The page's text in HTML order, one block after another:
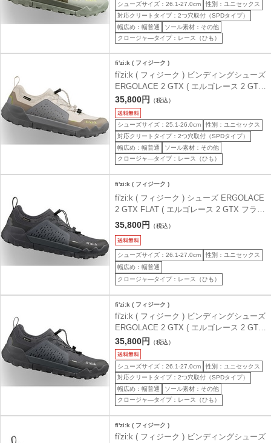
シューズサイズ：26.1-27.0cm
性別：ユニセックス
対応クリートタイプ：2つ穴取付（SPDタイプ）
幅広め：幅普通
ソール素材：その他
クロージャ―タイプ：レース（ひも）
fi'zi:k ( フィジーク )
fi'zi:k ( フィジーク ) ビンディングシューズ
ERGOLACE 2 GTX ( エルゴレース 2 GTX
) デザートグレー 40.0 ( 25.7cm )
35,800円 （税込）
シューズサイズ：25.1-26.0cm
性別：ユニセックス
対応クリートタイプ：2つ穴取付（SPDタイプ）
幅広め：幅普通
ソール素材：その他
クロージャ―タイプ：レース（ひも）
fi'zi:k ( フィジーク )
fi'zi:k ( フィジーク ) シューズ ERGOLACE
2 GTX FLAT ( エルゴレース 2 GTX フラッ
ト ) ブラック/ブラック 42.0 ( 27.0cm )
35,800円 （税込）
シューズサイズ：26.1-27.0cm
性別：ユニセックス
幅広め：幅普通
クロージャ―タイプ：レース（ひも）
fi'zi:k ( フィジーク )
fi'zi:k ( フィジーク ) ビンディングシューズ
ERGOLACE 2 GTX ( エルゴレース 2 GTX
) ブラック/ブラック 42.0 ( 27.0cm )
35,800円 （税込）
シューズサイズ：26.1-27.0cm
性別：ユニセックス
対応クリートタイプ：2つ穴取付（SPDタイプ）
幅広め：幅普通
ソール素材：その他
クロージャ―タイプ：レース（ひも）
fi'zi:k ( フィジーク )
fi'zi:k ( フィジーク ) ビンディングシューズ